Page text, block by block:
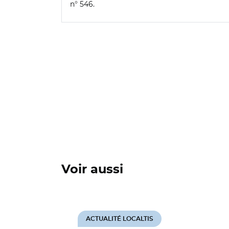
n° 546.
Voir aussi
ACTUALITÉ LOCALTIS